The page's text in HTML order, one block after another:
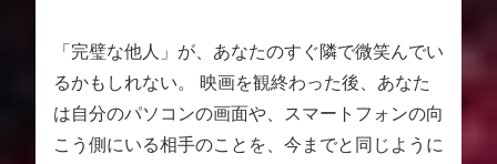
「完璧な他人」が、あなたのすぐ隣で微笑んでい
るかもしれない。 映画を観終わった後、あなた
は自分のパソコンの画面や、スマートフォンの向
こう側にいる相手のことを、今までと同じように